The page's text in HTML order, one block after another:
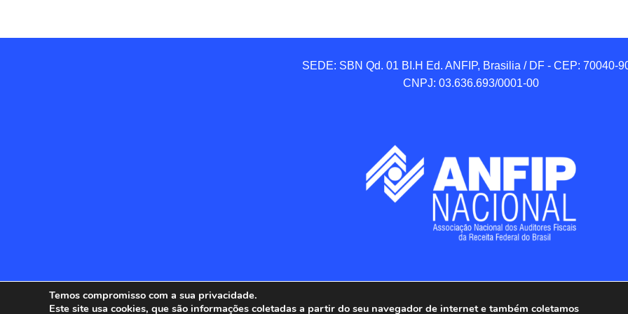
SEDE: SBN Qd. 01 BI.H Ed. ANFIP, Brasilia / DF - CEP: 70040-
CNPJ: 03.636.693/0001-00
Temos compromisso com a sua privacidade.
Este site usa cookies, que são informações coletadas a partir do seu navegador de internet e também coletamos